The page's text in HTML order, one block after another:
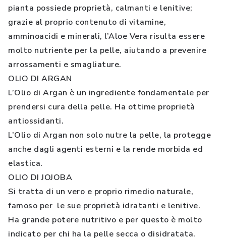
pianta possiede proprietà, calmanti e lenitive;
grazie al proprio contenuto di vitamine,
amminoacidi e minerali, l’Aloe Vera risulta essere
molto nutriente per la pelle, aiutando a prevenire
arrossamenti e smagliature.
OLIO DI ARGAN
L’Olio di Argan è un ingrediente fondamentale per
prendersi cura della pelle. Ha ottime proprietà
antiossidanti.
L’Olio di Argan non solo nutre la pelle, la protegge
anche dagli agenti esterni e la rende morbida ed
elastica.
OLIO DI JOJOBA
Si tratta di un vero e proprio rimedio naturale,
famoso per le sue proprietà idratanti e lenitive.
Ha grande potere nutritivo e per questo è molto
indicato per chi ha la pelle secca o disidratata.